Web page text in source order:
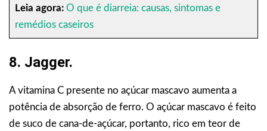
Leia agora: O que é diarreia: causas, sintomas e
remédios caseiros
8. Jagger.
A vitamina C presente no açúcar mascavo aumenta a
potência de absorção de ferro. O açúcar mascavo é feito
de suco de cana-de-açúcar, portanto, rico em teor de